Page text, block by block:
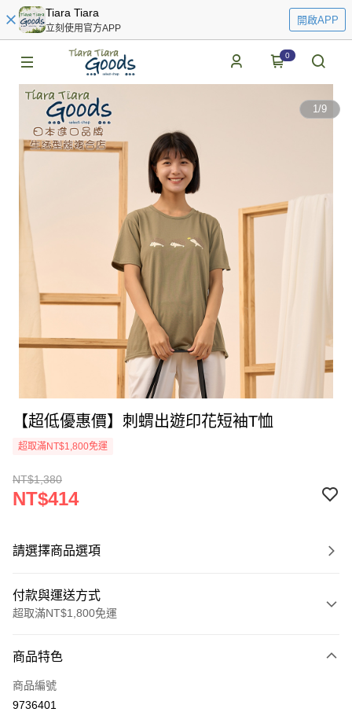
Tiara Tiara
立刻使用官方APP
開啟APP
0
1/9
【超低優惠價】刺蝟出遊印花短袖T恤
超取滿NT$1,800免運
NT$1,380
NT$414
請選擇商品選項
付款與運送方式
超取滿NT$1,800免運
信用卡一次付款
超商取貨付款
商品特色
商品編號
9736401